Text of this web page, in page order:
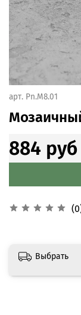
арт. Pn.M8.01
884 руб
Выбрать